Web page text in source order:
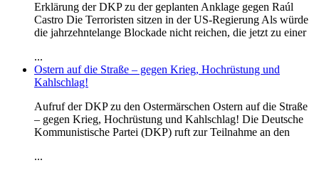
Erklärung der DKP zu der geplanten Anklage gegen Raúl
Castro Die Terroristen sitzen in der US-Regierung Als würde
die jahrzehntelange Blockade nicht reichen, die jetzt zu einer
...
Ostern auf die Straße – gegen Krieg, Hochrüstung und
Kahlschlag!
Aufruf der DKP zu den Ostermärschen Ostern auf die Straße
– gegen Krieg, Hochrüstung und Kahlschlag! Die Deutsche
Kommunistische Partei (DKP) ruft zur Teilnahme an den
...